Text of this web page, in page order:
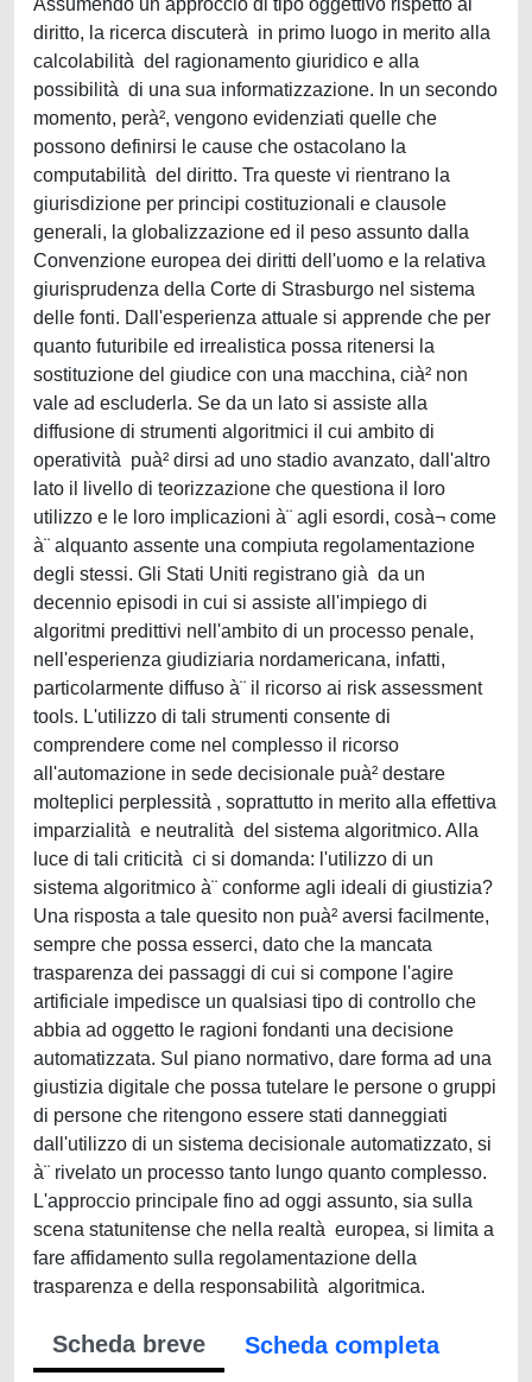
Assumendo un approccio di tipo oggettivo rispetto al
diritto, la ricerca discuterà in primo luogo in merito alla
calcolabilità del ragionamento giuridico e alla
possibilità di una sua informatizzazione. In un secondo
momento, perà², vengono evidenziati quelle che
possono definirsi le cause che ostacolano la
computabilità del diritto. Tra queste vi rientrano la
giurisdizione per principi costituzionali e clausole
generali, la globalizzazione ed il peso assunto dalla
Convenzione europea dei diritti dell'uomo e la relativa
giurisprudenza della Corte di Strasburgo nel sistema
delle fonti. Dall'esperienza attuale si apprende che per
quanto futuribile ed irrealistica possa ritenersi la
sostituzione del giudice con una macchina, cià² non
vale ad escluderla. Se da un lato si assiste alla
diffusione di strumenti algoritmici il cui ambito di
operatività puà² dirsi ad uno stadio avanzato, dall'altro
lato il livello di teorizzazione che questiona il loro
utilizzo e le loro implicazioni à¨ agli esordi, cosà¬ come
à¨ alquanto assente una compiuta regolamentazione
degli stessi. Gli Stati Uniti registrano già da un
decennio episodi in cui si assiste all'impiego di
algoritmi predittivi nell'ambito di un processo penale,
nell'esperienza giudiziaria nordamericana, infatti,
particolarmente diffuso à¨ il ricorso ai risk assessment
tools. L'utilizzo di tali strumenti consente di
comprendere come nel complesso il ricorso
all'automazione in sede decisionale puà² destare
molteplici perplessità , soprattutto in merito alla effettiva
imparzialità e neutralità del sistema algoritmico. Alla
luce di tali criticità ci si domanda: l'utilizzo di un
sistema algoritmico à¨ conforme agli ideali di giustizia?
Una risposta a tale quesito non puà² aversi facilmente,
sempre che possa esserci, dato che la mancata
trasparenza dei passaggi di cui si compone l'agire
artificiale impedisce un qualsiasi tipo di controllo che
abbia ad oggetto le ragioni fondanti una decisione
automatizzata. Sul piano normativo, dare forma ad una
giustizia digitale che possa tutelare le persone o gruppi
di persone che ritengono essere stati danneggiati
dall'utilizzo di un sistema decisionale automatizzato, si
à¨ rivelato un processo tanto lungo quanto complesso.
L'approccio principale fino ad oggi assunto, sia sulla
scena statunitense che nella realtà europea, si limita a
fare affidamento sulla regolamentazione della
trasparenza e della responsabilità algoritmica.
Scheda breve
Scheda completa